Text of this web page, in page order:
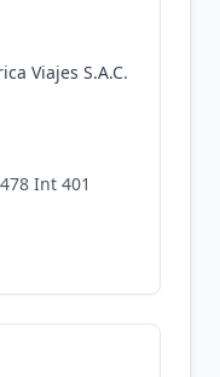
Viajes S.A.C.
Int 401